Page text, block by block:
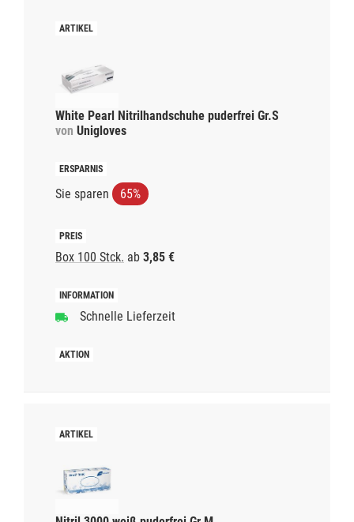
White Pearl Nitrilhandschuhe puderfrei Gr.S
von Unigloves
Sie sparen 65%
Box 100 Stck. ab 3,85 €
Schnelle Lieferzeit